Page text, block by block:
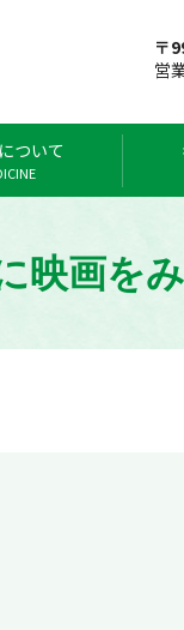
〒
営
ついて
映画をみ